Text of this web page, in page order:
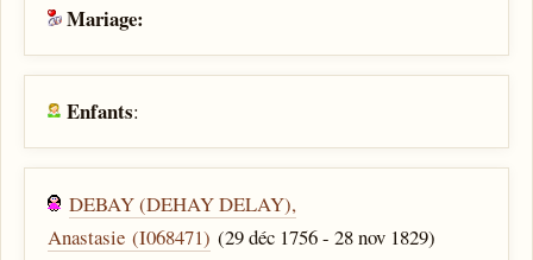
Mariage:
Enfants:
DEBAY (DEHAY DELAY),
Anastasie (I068471) (29 déc 1756 - 28 nov 1829)